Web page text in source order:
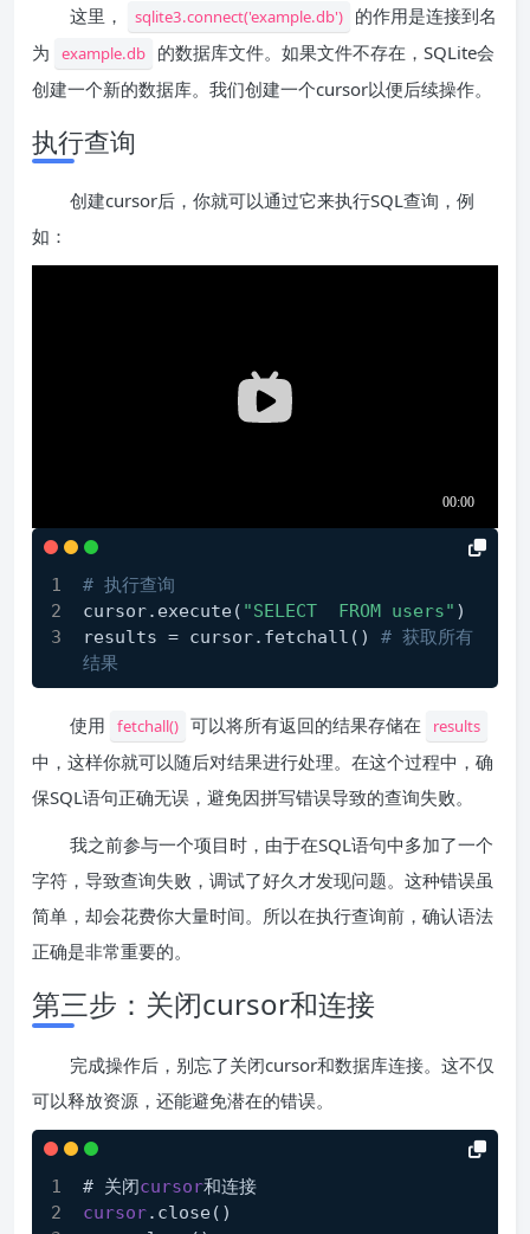
这里， sqlite3.connect('example.db')
的作用是连接到名
为
example.db
的数据库文件。如果文件不存在，SQLite会
创建一个新的数据库。我们创建一个cursor以便后续操作。
执行查询
创建cursor后，你就可以通过它来执行SQL查询，例
如：
# 执行查询
cursor.execute( "SELECT  FROM users" )
results = cursor.fetchall() # 获取所有
结果
使用 fetchall() 可以将所有返回的结果存储在 results
中，这样你就可以随后对结果进行处理。在这个过程中，确
保SQL语句正确无误，避免因拼写错误导致的查询失败。
我之前参与一个项目时，由于在SQL语句中多加了一个
字符，导致查询失败，调试了好久才发现问题。这种错误虽
简单，却会花费你大量时间。所以在执行查询前，确认语法
正确是非常重要的。
第三步：关闭cursor和连接
完成操作后，别忘了关闭cursor和数据库连接。这不仅
可以释放资源，还能避免潜在的错误。
# 关闭cursor和连接
cursor.close()